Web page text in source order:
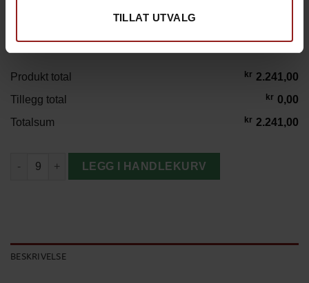
TILLAT UTVALG
Produkt total kr 2.241,00
Tillegg total
kr 0,00
Totalsum
kr 2.241,00
Hattasan Santoku-Kniv antall
LEGG I HANDLEKURV
BESKRIVELSE